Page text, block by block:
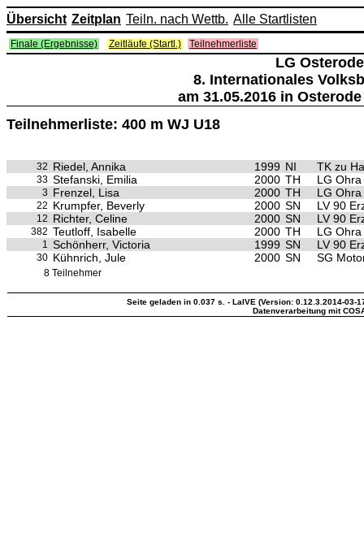
Übersicht Zeitplan Teiln. nach Wettb. Alle Startlisten
Finale (Ergebnisse) Zeitläufe (Startl.) Teilnehmerliste
LG Osterode
8. Internationales
am 31.05.2016 in
Teilnehmerliste: 400 m WJ U18
32 Riedel, Annika 1999 NI TK zu
33 Stefanski, Emilia 2000 TH LG
3 Frenzel, Lisa 2000 TH LG
22 Krumpfer, Beverly 2000 SN LV 90
12 Richter, Celine 2000 SN LV 90
382 Teutloff, Isabelle 2000 TH LG
1 Schönherr, Victoria 1999 SN LV 90
30 Kühnrich, Jule 2000 SN SG
8 Teilnehmer
Seite geladen in 0.037 s. - LaIVE (Version: 0.12.3.2014-03-
Datenverarbeitung mit